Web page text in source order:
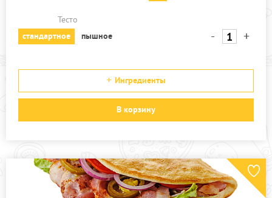
Тесто
стандартное
пышное - +
Ингредиенты
В корзину